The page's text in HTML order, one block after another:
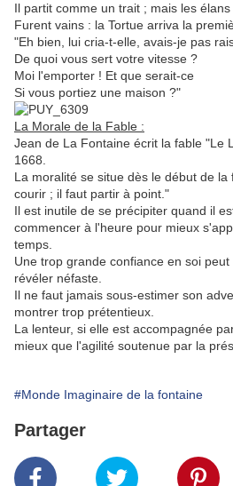
Il partit comme un trait ; mais les
Furent vains : la Tortue arriva la
"Eh bien, lui cria-t-elle, avais-je pas
De quoi vous sert votre vitesse ?
Moi l'emporter ! Et que serait-ce
Si vous portiez une maison ?"
La Morale de la Fable :
Jean de La Fontaine écrit la fable "Le
1668.
La moralité se situe dès le début de
courir ; il faut partir à point."
Il est inutile de se précipiter quand il
commencer à l'heure pour mieux
temps.
Une trop grande confiance en soi
révéler néfaste.
Il ne faut jamais sous-estimer son
montrer trop prétentieux.
La lenteur, si elle est accompagnée
mieux que l'agilité soutenue par la
#Monde Imaginaire de la fontaine
Partager